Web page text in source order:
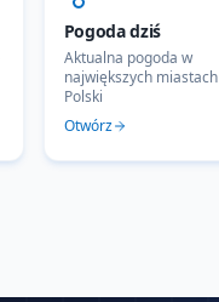
Pogoda dziś
Aktualna pogoda w
największych miastach
Polski
Otwórz